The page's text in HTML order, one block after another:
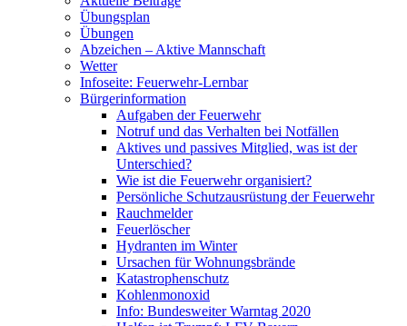
Übungsplan
Übungen
Abzeichen – Aktive Mannschaft
Wetter
Infoseite: Feuerwehr-Lernbar
Bürgerinformation
Aufgaben der Feuerwehr
Notruf und das Verhalten bei Notfällen
Aktives und passives Mitglied, was ist der
Unterschied?
Wie ist die Feuerwehr organisiert?
Persönliche Schutzausrüstung der Feuerwehr
Rauchmelder
Feuerlöscher
Hydranten im Winter
Ursachen für Wohnungsbrände
Katastrophenschutz
Kohlenmonoxid
Info: Bundesweiter Warntag 2020